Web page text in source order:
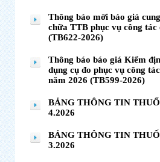
Thông báo mời báo giá
chữa TTB phục vụ công tác
(TB622-2026)
Thông báo báo giá Kiểm
dụng cụ đo phục vụ công
năm 2026 (TB599-2026)
BẢNG THÔNG TIN
4.2026
BẢNG THÔNG TIN
3.2026